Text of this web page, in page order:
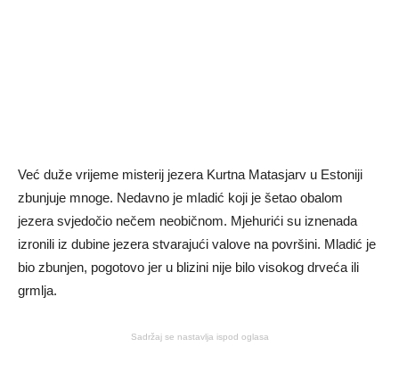
Već duže vrijeme misterij jezera Kurtna Matasjarv u Estoniji
zbunjuje mnoge. Nedavno je mladić koji je šetao obalom
jezera svjedočio nečem neobičnom. Mjehurići su iznenada
izronili iz dubine jezera stvarajući valove na površini. Mladić je
bio zbunjen, pogotovo jer u blizini nije bilo visokog drveća ili
grmlja.
Sadržaj se nastavlja ispod oglasa